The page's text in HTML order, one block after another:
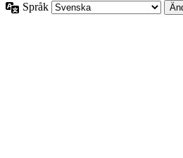
Språk